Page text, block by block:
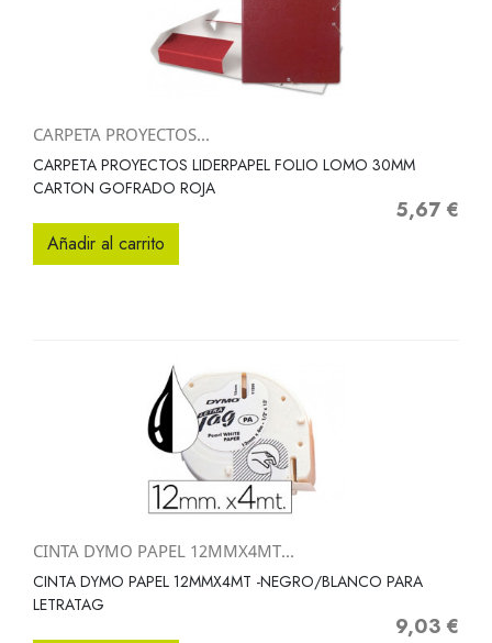
CARPETA PROYECTOS...
CARPETA PROYECTOS LIDERPAPEL FOLIO LOMO 30MM
CARTON GOFRADO ROJA
Precio
5,67 €
Añadir al carrito
CINTA DYMO PAPEL 12MMX4MT...
CINTA DYMO PAPEL 12MMX4MT -NEGRO/BLANCO PARA
LETRATAG
Precio
9,03 €